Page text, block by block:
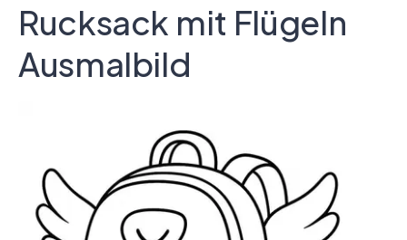
Rucksack mit Flügeln
Ausmalbild